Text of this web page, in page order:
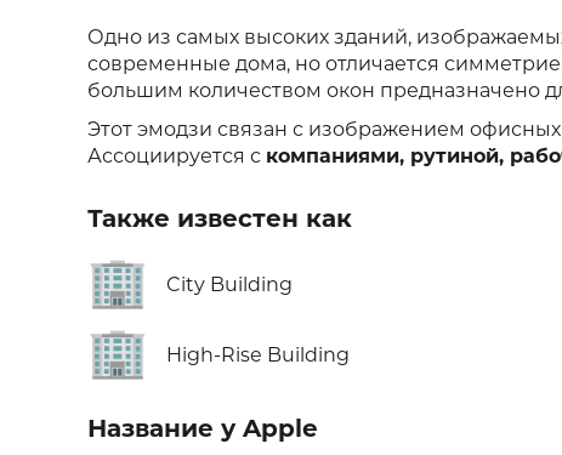
Одно из самых высоких зданий,
современные дома, но отличается
большим количеством окон предназначено
Этот эмодзи связан с изображением
Ассоциируется с компаниями, рутиной,
Также известен как
🏢 City Building
🏢 High-Rise Building
Название у Apple